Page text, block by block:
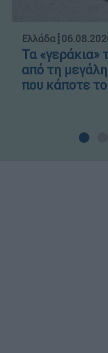
Ελλάδα┋
Τα
από τη
που κάποτε